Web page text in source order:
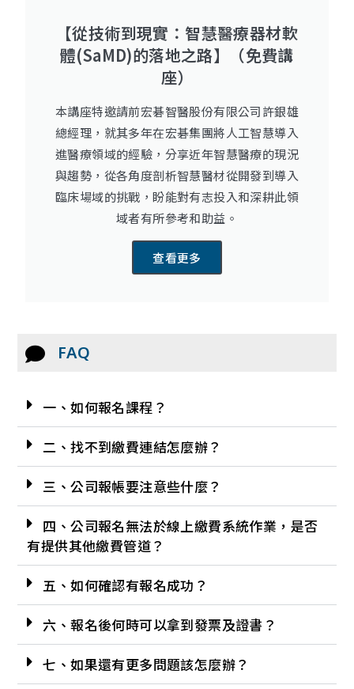
【從技術到現實：智慧醫療器材軟
體(SaMD)的落地之路】（免費講
座）
本講座特邀請前宏碁智醫股份有限公司許銀雄
總經理，就其多年在宏碁集團將人工智慧導入
進醫療領域的經驗，分享近年智慧醫療的現況
與趨勢，從各角度剖析智慧醫材從開發到導入
臨床場域的挑戰，盼能對有志投入和深耕此領
域者有所參考和助益。
查看更多
FAQ
一、如何報名課程？
二、找不到繳費連結怎麼辦？
三、公司報帳要注意些什麼？
四、公司報名無法於線上繳費系統作業，是否
有提供其他繳費管道？
五、如何確認有報名成功？
六、報名後何時可以拿到發票及證書？
七、如果還有更多問題該怎麼辦？